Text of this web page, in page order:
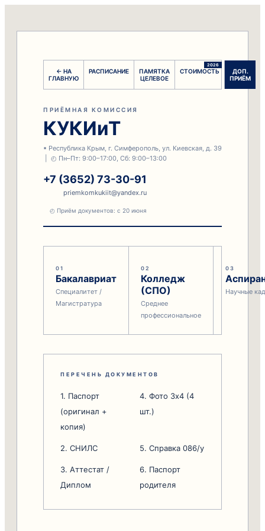
← НА
ГЛАВНУЮ
РАСПИСАНИЕ
ПАМЯТКА
ЦЕЛЕВОЕ
СТОИМОСТЬ
2026
ДОП.
ПРИЁМ
ПРИЁМНАЯ КОМИССИЯ
КУКИиТ
▪ Республика Крым, г. Симферополь, ул. Киевская, д. 39
| ◴ Пн–Пт: 9:00–17:00, Сб: 9:00–13:00
+7 (3652) 73-30-91
priemkomkukiit@yandex.ru
◴ Приём документов: с 20 июня
01
Бакалавриат
Специалитет /
Магистратура
02
Колледж
(СПО)
Среднее
профессиональное
03
Научные
ПЕРЕЧЕНЬ ДОКУМЕНТОВ
1. Паспорт
(оригинал +
копия)
4. Фото 3x4 (4
шт.)
2. СНИЛС 5. Справка 086/у
3. Аттестат /
Диплом
6. Паспорт
родителя